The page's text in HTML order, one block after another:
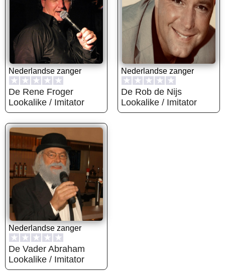
Nederlandse zanger
★ ★ ★ ★ ★
De Rene Froger
Lookalike / Imitator
Nederlandse zanger
★ ★ ★ ★ ★
De Rob de Nijs
Lookalike / Imitator
Nederlandse zanger
★ ★ ★ ★ ★
De Vader Abraham
Lookalike / Imitator